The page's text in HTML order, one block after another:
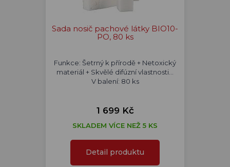
Sada nosič pachové látky BIO10-
PO, 80 ks
Funkce: Šetrný k přírodě + Netoxický
materiál + Skvělé difúzní vlastnosti...
V balení: 80 ks
1 699 Kč
SKLADEM VÍCE NEŽ 5 KS
Detail produktu